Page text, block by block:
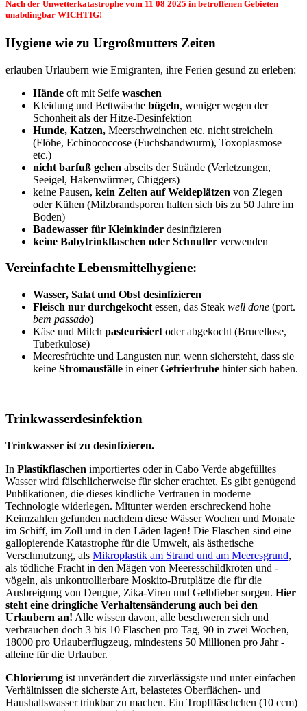
Nach der Unwetterkatastrophe vom 11 08 2025 in betroffenen Gebieten
unabdingbar WICHTIG!
Hygiene wie zu Urgroßmutters Zeiten
erlauben Urlaubern wie Emigranten, ihre Ferien gesund zu erleben:
Hände oft mit Seife waschen
Kleidung und Bettwäsche bügeln, weniger wegen der
Schönheit als der Hitze-Desinfektion
Hunde, Katzen, Meerschweinchen etc. nicht streicheln
(Flöhe, Echinococcose (Fuchsbandwurm), Toxoplasmose
etc.)
nicht barfuß gehen abseits der Strände (Verletzungen,
Seeigel, Hakenwürmer, Chiggers)
keine Pausen, kein Zelten auf Weideplätzen von Ziegen
oder Kühen (Milzbrandsporen halten sich bis zu 50 Jahre im
Boden)
Badewasser für Kleinkinder desinfizieren
keine Babytrinkflaschen oder Schnuller verwenden
Vereinfachte Lebensmittelhygiene:
Wasser, Salat und Obst desinfizieren
Fleisch nur durchgekocht essen, das Steak well done (port.
bem passado)
Käse und Milch pasteurisiert oder abgekocht (Brucellose,
Tuberkulose)
Meeresfrüchte und Langusten nur, wenn sichersteht, dass sie
keine Stromausfälle in einerGefriertruhe hinter sich haben.
Trinkwasserdesinfektion
Trinkwasser ist zu desinfizieren.
In Plastikflaschen importiertes oder in Cabo Verde abgefülltes
Wasser wird fälschlicherweise für sicher erachtet. Es gibt genügend
Publikationen, die dieses kindliche Vertrauen in moderne
Technologie widerlegen. Mitunter werden erschreckend hohe
Keimzahlen gefunden nachdem diese Wässer Wochen und Monate
im Schiff, im Zoll und in den Läden lagen! Die Flaschen sind eine
gallopierende Katastrophe für die Umwelt, als ästhetische
Verschmutzung, als Mikroplastik am Strand und am Meeresgrund,
als tödliche Fracht in den Mägen von Meeresschildkröten und -
vögeln, als unkontrollierbare Moskito-Brutplätze die für die
Ausbreigung von Dengue, Zika-Viren und Gelbfieber sorgen. Hier
steht eine dringliche Verhaltensänderung auch bei den
Urlaubern an! Alle wissen davon, alle beschweren sich und
verbrauchen doch 3 bis 10 Flaschen pro Tag, 90 in zwei Wochen,
18000 pro Urlauberflugzeug, mindestens 50 Millionen pro Jahr -
alleine für die Urlauber.
Chlorierung ist unverändert die zuverlässigste und unter einfachen
Verhältnissen die sicherste Art, belastetes Oberflächen- und
Haushaltswasser trinkbar zu machen. Ein Tropffläschchen (10 ccm)